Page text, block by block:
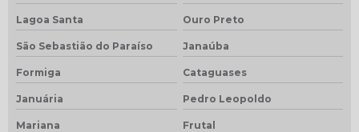
Lagoa Santa Ouro Preto
São Sebastião do Paraíso Janaúba
Formiga Cataguases
Januária Pedro Leopoldo
Mariana Frutal